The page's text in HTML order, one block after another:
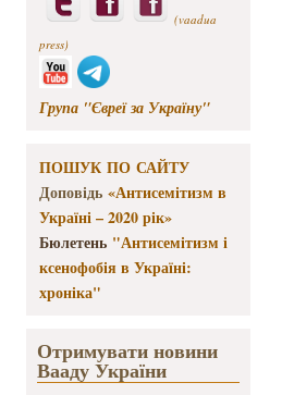
(vaadua
press)
Група "Євреї за Україну"
ПОШУК ПО САЙТУ
Доповідь «Антисемітизм в
Україні – 2020 рік»
Бюлетень "Антисемітизм і
ксенофобія в Україні:
хроніка"
Отримувати новини
Вааду України